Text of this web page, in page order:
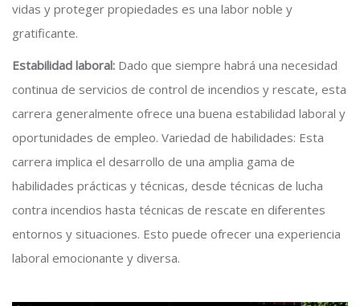
vidas y proteger propiedades es una labor noble y
gratificante.
Estabilidad laboral: Dado que siempre habrá una necesidad
continua de servicios de control de incendios y rescate, esta
carrera generalmente ofrece una buena estabilidad laboral y
oportunidades de empleo. Variedad de habilidades: Esta
carrera implica el desarrollo de una amplia gama de
habilidades prácticas y técnicas, desde técnicas de lucha
contra incendios hasta técnicas de rescate en diferentes
entornos y situaciones. Esto puede ofrecer una experiencia
laboral emocionante y diversa.